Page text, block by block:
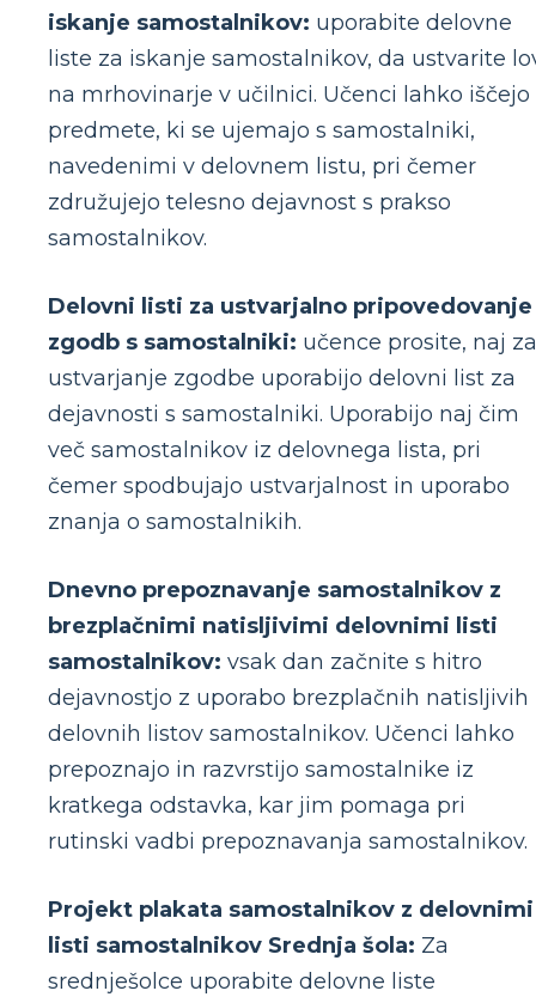
iskanje samostalnikov: uporabite delovne
liste za iskanje samostalnikov, da ustvarite
na mrhovinarje v učilnici. Učenci lahko iščejo
predmete, ki se ujemajo s samostalniki,
navedenimi v delovnem listu, pri čemer
združujejo telesno dejavnost s prakso
samostalnikov.
Delovni listi za ustvarjalno pripovedovanje
zgodb s samostalniki: učence prosite, naj za
ustvarjanje zgodbe uporabijo delovni list za
dejavnosti s samostalniki. Uporabijo naj čim
več samostalnikov iz delovnega lista, pri
čemer spodbujajo ustvarjalnost in uporabo
znanja o samostalnikih.
Dnevno prepoznavanje samostalnikov z
brezplačnimi natisljivimi delovnimi listi
samostalnikov: vsak dan začnite s hitro
dejavnostjo z uporabo brezplačnih natisljivih
delovnih listov samostalnikov. Učenci lahko
prepoznajo in razvrstijo samostalnike iz
kratkega odstavka, kar jim pomaga pri
rutinski vadbi prepoznavanja samostalnikov.
Projekt plakata samostalnikov z delovnimi
listi samostalnikov Srednja šola: Za
srednješolce uporabite delovne liste